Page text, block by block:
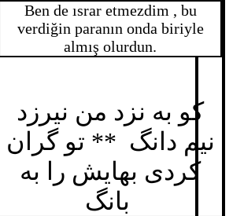
Ben de ısrar etmezdim , bu
verdiğin paranın onda biriyle
almış olurdun.
کو به نزد من نیرزد
نیم دانگ ** تو گران
کردی بهایش را به